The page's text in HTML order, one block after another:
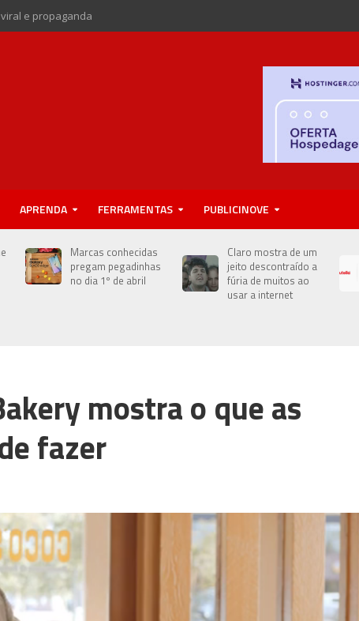
e propaganda
APRENDA FERRAMENTAS PUBLICINOVE
Marcas conhecidas
pregam pegadinhas
no dia 1º de abril
Claro mostra de um
jeito descontraído a
fúria de muitos ao
usar a internet
mostra o que as
fazer